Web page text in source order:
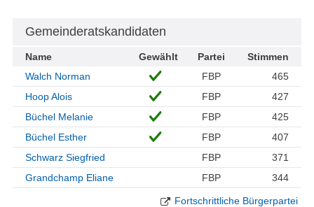
Gemeinderatskandidaten
Name Gewählt Partei
Stimmen
Walch Norman
FBP
465
Hoop Alois
FBP
427
Büchel Melanie
FBP
425
Büchel Esther
FBP
407
Schwarz Siegfried
FBP
371
Grandchamp Eliane
FBP 344
Fortschrittliche Bürgerpartei